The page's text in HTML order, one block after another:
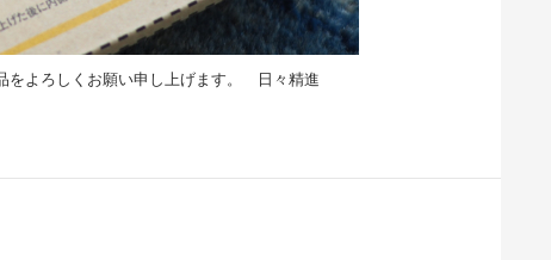
をよろしくお願い申し上げます。 日々精進